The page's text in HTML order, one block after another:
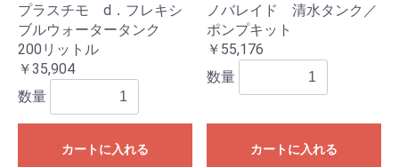
プラスチモ d．フレキシ
ブルウォータータンク
200リットル
￥35,904
数量
カートに入れる
ノバレイド 清水タンク／
ポンプキット
￥55,176
数量
カートに入れる